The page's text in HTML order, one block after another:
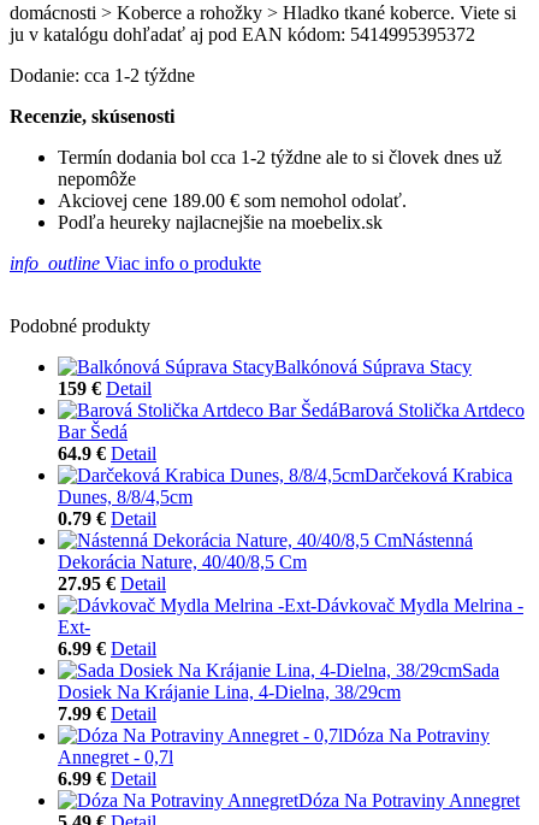
domácnosti > Koberce a rohožky > Hladko tkané koberce. Viete si
ju v katalógu dohľadať aj pod EAN kódom: 5414995395372
Dodanie: cca 1-2 týždne
Recenzie, skúsenosti
Termín dodania bol cca 1-2 týždne ale to si človek dnes už
nepomôže
Akciovej cene 189.00 € som nemohol odolať.
Podľa heureky najlacnejšie na moebelix.sk
info_outline Viac info o produkte
Podobné produkty
Balkónová Súprava Stacy
159 € Detail
Barová Stolička Artdeco
Bar Šedá
64.9 € Detail
Darčeková Krabica
Dunes, 8/8/4,5cm
0.79 € Detail
Nástenná
Dekorácia Nature, 40/40/8,5 Cm
27.95 € Detail
Dávkovač Mydla Melrina -
Ext-
6.99 € Detail
Sada
Dosiek Na Krájanie Lina, 4-Dielna, 38/29cm
7.99 € Detail
Dóza Na Potraviny
Annegret - 0,7l
6.99 € Detail
Dóza Na Potraviny Annegret